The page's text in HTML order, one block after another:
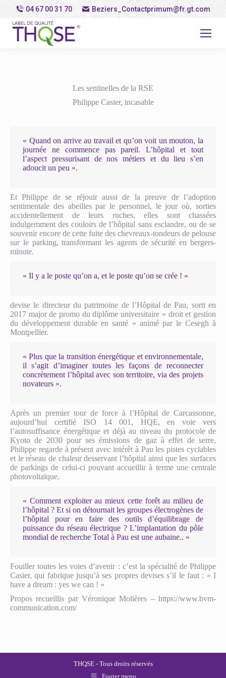
04 67 00 31 70 Beziers_Contactprimum@fr.gt.com
Les sentinelles de la RSE
Philippe Casier, incasable
« Quand on arrive au travail et qu’on voit un mouton, la
journée ne commence pas pareil. L’hôpital et tout
l’aspect pressurisant de nos métiers et du lieu s’en
adoucit un peu ».
Et Philippe de se réjouir aussi de la preuve de l’adoption
sentimentale des abeilles par le personnel, le jour où, sorties
accidentellement de leurs ruches, elles sont chassées
indulgemment des couloirs de l’hôpital sans esclandre, ou de se
souvenir encore de cette fuite des chevreaux-tondeurs de pelouse
sur le parking, transformant les agents de sécurité en bergers-
minute.
« Il y a le poste qu’on a, et le poste qu’on se crée ! »
devise le directeur du patrimoine de l’Hôpital de Pau, sorti en
2017 major de promo du diplôme universitaire « droit et gestion
du développement durable en santé » animé par le Cesegh à
Montpellier.
« Plus que la transition énergétique et environnementale,
il s’agit d’imaginer toutes les façons de reconnecter
concrètement l’hôpital avec son territoire, via des projets
novateurs ».
Après un premier tour de force à l’Hôpital de Carcassonne,
aujourd’hui certifié ISO 14 001, HQE, en voie vers
l’autosuffisance énergétique et déjà au niveau du protocole de
Kyoto de 2030 pour ses émissions de gaz à effet de serre,
Philippe regarde à présent avec intérêt à Pau les pistes cyclables
et le réseau de chaleur desservant l’hôpital ainsi que les surfaces
de parkings de celui-ci pouvant accueillir à terme une centrale
photovoltaïque.
« Comment exploiter au mieux cette forêt au milieu de
l’hôpital ? Et si on détournait les groupes électrogènes de
l’hôpital pour en faire des outils d’équilibrage de
puissance du réseau électrique ? L’implantation du pôle
mondial de recherche Total à Pau est une aubaine.. »
Fouiller toutes les voies d’avenir : c’est la spécialité de Philippe
Casier, qui fabrique jusqu’à ses propres devises s’il le faut : « I
have a dream : yes we can ! »
Propos recueillis par Véronique Molières – https://www.bvm-
communication.com/
THQSE - Tous droits réservés
Footer menu